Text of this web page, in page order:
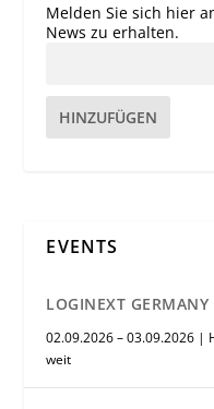
Melden Sie sich hier
News zu erhalten.
HINZUFÜGEN
EVENTS
LOGINEXT GERMANY
02.09.2026 – 03.09.2026 |
weit